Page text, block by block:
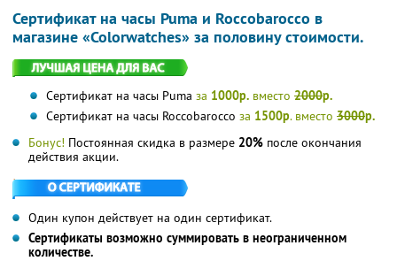
Сертификат на часы Puma и Roccobarocco в
магазине «Colorwatches» за половину стоимости.
Сертификат на часы Puma за 1000р. вместо 2000р.
Сертификат на часы Roccobarocco за 1500р. вместо 3000р.
Бонус! Постоянная скидка в размере 20% после окончания
действия акции.
Один купон действует на один сертификат.
Сертификаты возможно суммировать в неограниченном
количестве.